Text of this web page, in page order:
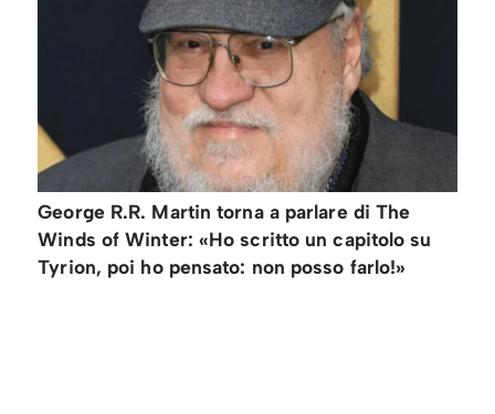
George R.R. Martin torna a parlare di The
Winds of Winter: «Ho scritto un capitolo su
Tyrion, poi ho pensato: non posso farlo!»